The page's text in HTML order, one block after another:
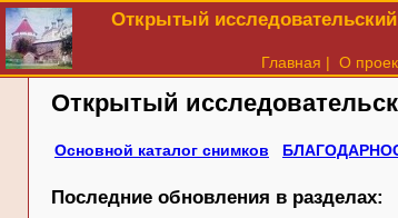
Открытый
Главная | О
Открытый
Основной каталог снимков
Последние обновления в разделах: